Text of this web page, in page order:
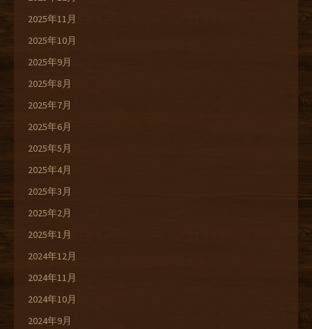
2025年11月
2025年10月
2025年9月
2025年8月
2025年7月
2025年6月
2025年5月
2025年4月
2025年3月
2025年2月
2025年1月
2024年12月
2024年11月
2024年10月
2024年9月